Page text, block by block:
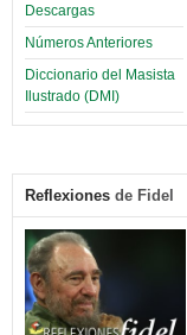
Descargas
Números Anteriores
Diccionario del Masista
Ilustrado (DMI)
Reflexiones de Fidel